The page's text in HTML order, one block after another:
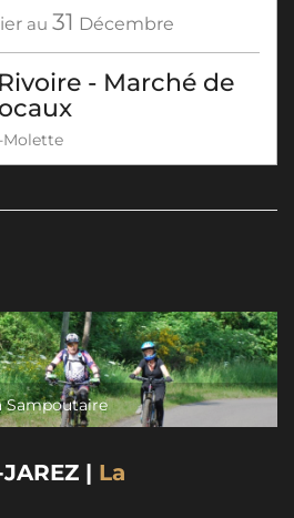
au 31 Décembre
- Marché de
Molette
Sampoutaire
| La